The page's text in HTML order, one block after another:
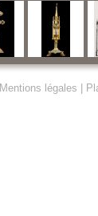
Mentions légales